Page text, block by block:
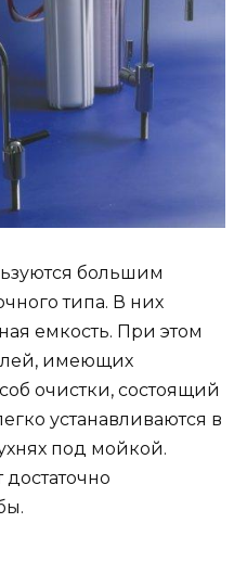
большим
типа. В них
емкость. При этом
имеющих
очистки, состоящий
устанавливаются в
под мойкой.